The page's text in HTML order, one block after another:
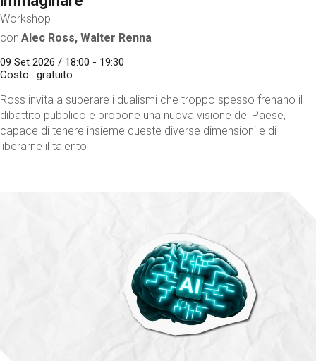
Workshop
con Alec Ross, Walter Renna
09 Set 2026 / 18:00 - 19:30
Costo
gratuito
Ross invita a superare i dualismi che troppo spesso frenano il
dibattito pubblico e propone una nuova visione del Paese,
capace di tenere insieme queste diverse dimensioni e di
liberarne il talento